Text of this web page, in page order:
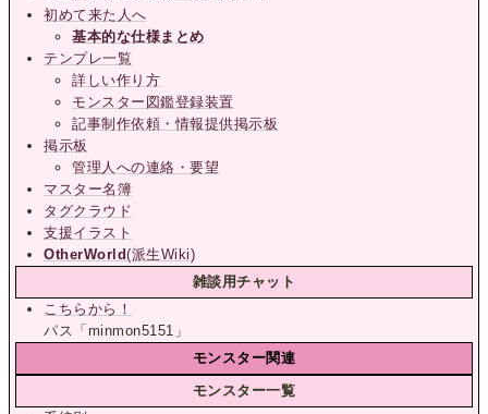
初めて来た人へ
基本的な仕様まとめ
テンプレ一覧
詳しい作り方
モンスター図鑑登録装置
記事制作依頼・情報提供掲示板
掲示板
管理人への連絡・要望
マスター名簿
タグクラウド
支援イラスト
OtherWorld(派生Wiki)
雑談用チャット
こちらから！
パス「minmon5151」
モンスター関連
モンスター一覧